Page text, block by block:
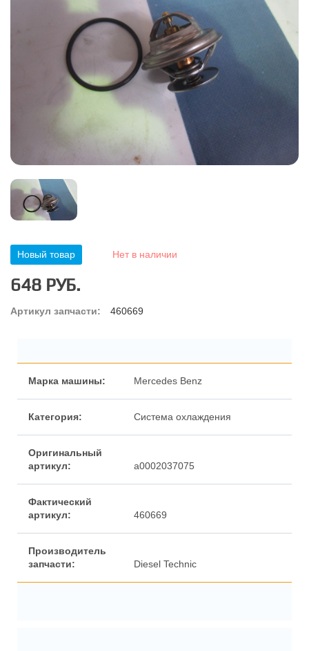
Новый товар Нет в наличии
648 РУБ.
Артикул запчасти: 460669
Марка машины: Mercedes Benz
Категория: Система охлаждения
Оригинальный
артикул:
a0002037075
Фактический
артикул:
460669
Производитель
запчасти:
Diesel Technic